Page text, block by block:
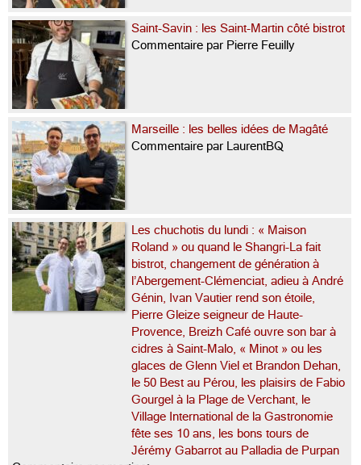
Saint-Savin : les Saint-Martin côté bistrot
Commentaire par Pierre Feuilly
Marseille : les belles idées de Magâté
Commentaire par LaurentBQ
Les chuchotis du lundi : « Maison
Roland » ou quand le Shangri-La fait
bistrot, changement de génération à
l’Abergement-Clémenciat, adieu à André
Génin, Ivan Vautier rend son étoile,
Pierre Gleize seigneur de Haute-
Provence, Breizh Café ouvre son bar à
cidres à Saint-Malo, « Minot » ou les
glaces de Glenn Viel et Brandon Dehan,
le 50 Best au Pérou, les plaisirs de Fabio
Gourgel à la Plage de Verchant, le
Village International de la Gastronomie
fête ses 10 ans, les bons tours de
Jérémy Gabarrot au Palladia de Purpan